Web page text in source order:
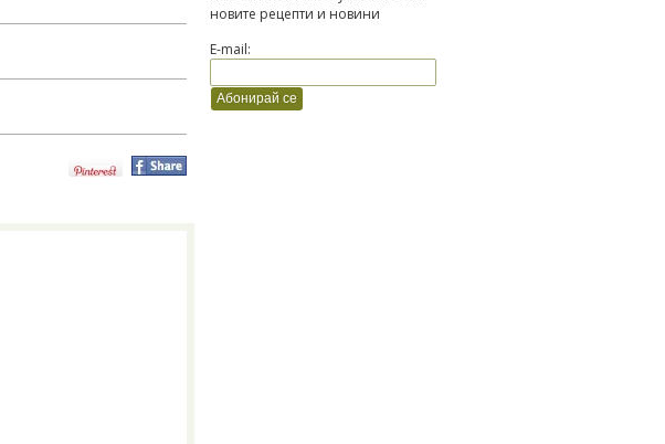
новите рецепти и новини
E-mail: